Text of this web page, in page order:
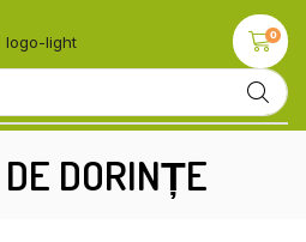
0
DORINȚE